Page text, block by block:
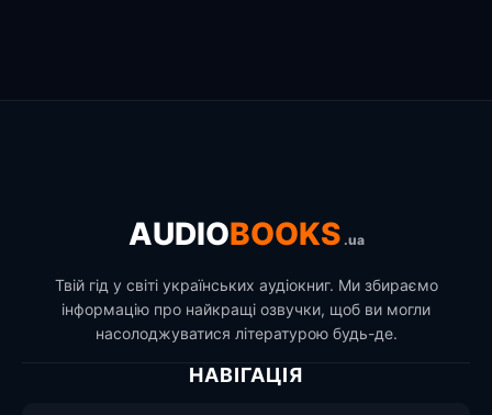
AUDIOBOOKS .ua
Твій гід у світі українських аудіокниг. Ми збираємо
інформацію про найкращі озвучки, щоб ви могли
насолоджуватися літературою будь-де.
НАВІГАЦІЯ